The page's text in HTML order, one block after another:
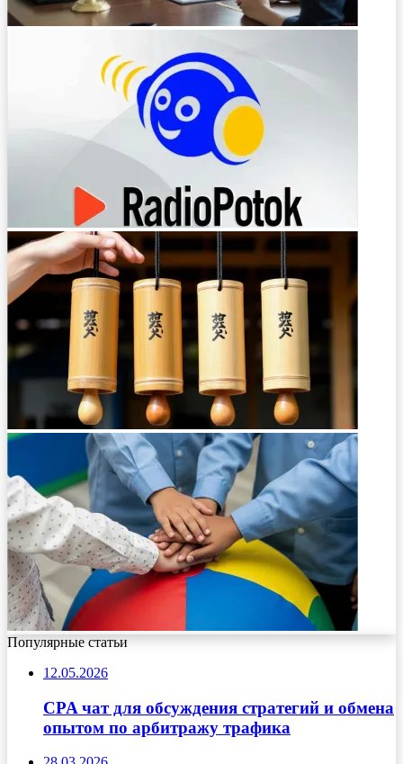
Популярные статьи
12.05.2026
CPA чат для обсуждения стратегий и обмена
опытом по арбитражу трафика